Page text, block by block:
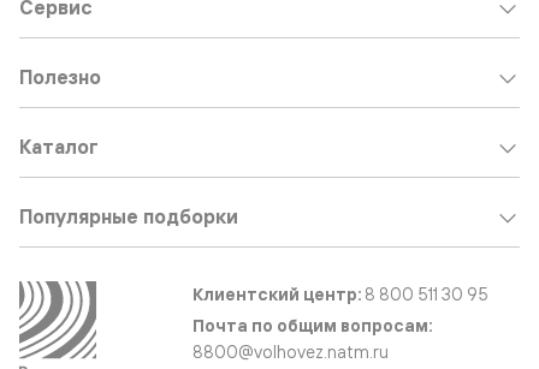
Сервис
Полезно
Каталог
Популярные подборки
Клиентский центр: 8 800 511 30 95
Почта по общим вопросам:
8800@volhovez.natm.ru